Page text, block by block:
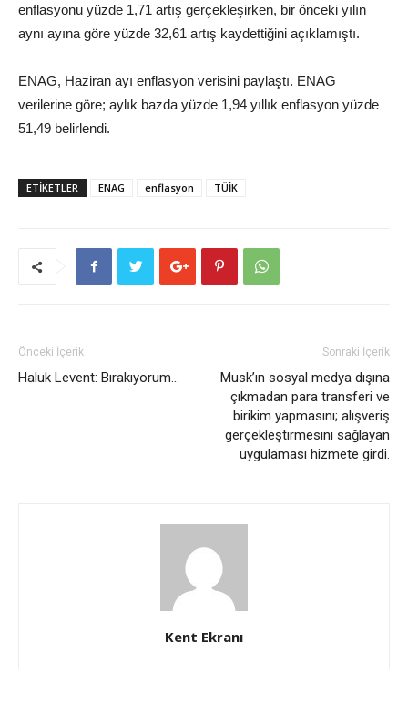
enflasyonu yüzde 1,71 artış gerçekleşirken, bir önceki yılın
aynı ayına göre yüzde 32,61 artış kaydettiğini açıklamıştı.
ENAG, Haziran ayı enflasyon verisini paylaştı. ENAG
verilerine göre; aylık bazda yüzde 1,94 yıllık enflasyon yüzde
51,49 belirlendi.
ETİKETLER ENAG enflasyon TÜİK
Önceki İçerik
Haluk Levent: Bırakıyorum…
Sonraki İçerik
Musk’ın sosyal medya dışına
çıkmadan para transferi ve
birikim yapmasını; alışveriş
gerçekleştirmesini sağlayan
uygulaması hizmete girdi.
Kent Ekranı